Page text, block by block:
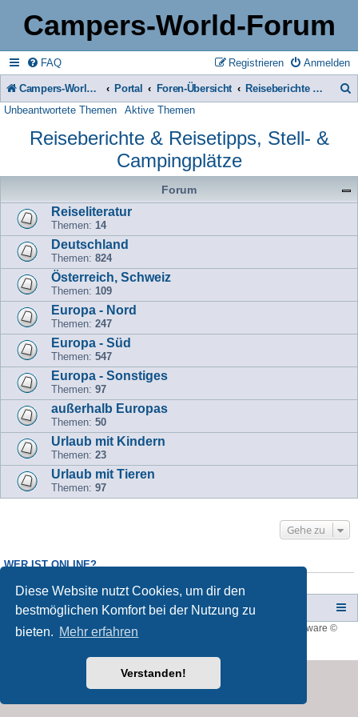
Diese Website nutzt Cookies, um dir den
bestmöglichen Komfort bei der Nutzung zu
bieten. Mehr erfahren
Verstanden!
Campers-World-Forum
FAQ Anmelden
Registrieren
Campers-World-Forum Portal Foren-Übersicht Reiseberichte & Reisetipps, Stell- & Campingplätze
Unbeantwortete Themen Aktive Themen
Reiseberichte & Reisetipps, Stell- &
Campingplätze
Forum
Reiseliteratur
Themen: 14
Deutschland
Themen: 824
Österreich, Schweiz
Themen: 109
Europa - Nord
Themen: 247
Europa - Süd
Themen: 547
Europa - Sonstiges
Themen: 97
außerhalb Europas
Themen: 50
Urlaub mit Kindern
Themen: 23
Urlaub mit Tieren
Themen: 97
Gehe zu
WER IST ONLINE?
Campers-World-Forum Portal Foren-Übersicht
Style developer byforum tricolor
® Forum Software ©